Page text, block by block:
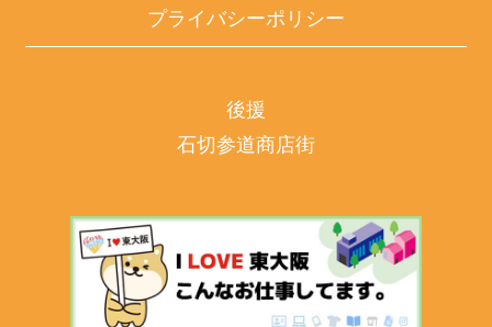
プライバシーポリシー
後援
石切参道商店街